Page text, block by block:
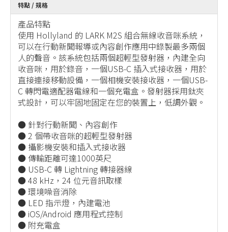
特點 / 規格
產品特點
使用 Hollyland 的 LARK M2S 組合無線收音咪系統，
可以在行動新聞報導或內容創作應用中錄製最多兩個
人的聲音。該系統包括兩個超輕型發射器，內建全向
收音咪，用於錄音，一個USB-C 插入式接收器，用於
直接連接移動設備，一個相機安裝接收器，一個USB-
C 轉閃電適配器電線和一個充電盒。發射器採用鈦夾
式設計，可以牢固地固定在您的裝置上，低調外觀。
● 針對行動新聞、內容創作
● 2 個帶收音咪的超輕型發射器
● 攝影機安裝和插入式接收器
● 傳輸距離可達1000英尺
● USB-C 轉 Lightning 轉接器線
● 48 kHz，24 位元音訊取樣
● 環境噪音消除
● LED 指示燈，內建電池
● iOS/Android 應用程式控制
● 附充電盒